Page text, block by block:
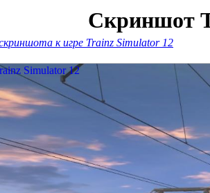
Скриншот
к игре Trainz Simulator 12